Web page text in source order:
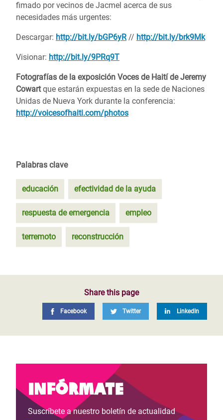
fimado por vecinos de Jacmel acerca de sus
necesidades más urgentes:
Descargar: http://bit.ly/bGP6yR// http://bit.ly/brk9Mk
Visionar: http://bit.ly/9PRq9T
Fotografías de la exposición Voces de Haití de Jeremy
Cowartque estarán expuestas en la sede de Naciones
Unidas de Nueva York durante la conferencia:
http://voicesofhaiti.com/photos
Palabras clave
educación efectividad de la ayuda
respuesta de emergencia empleo
terremoto reconstrucción
Share this page
Facebook Twitter LinkedIn
Infórmate
Suscríbete a nuestro boletín de actualidad